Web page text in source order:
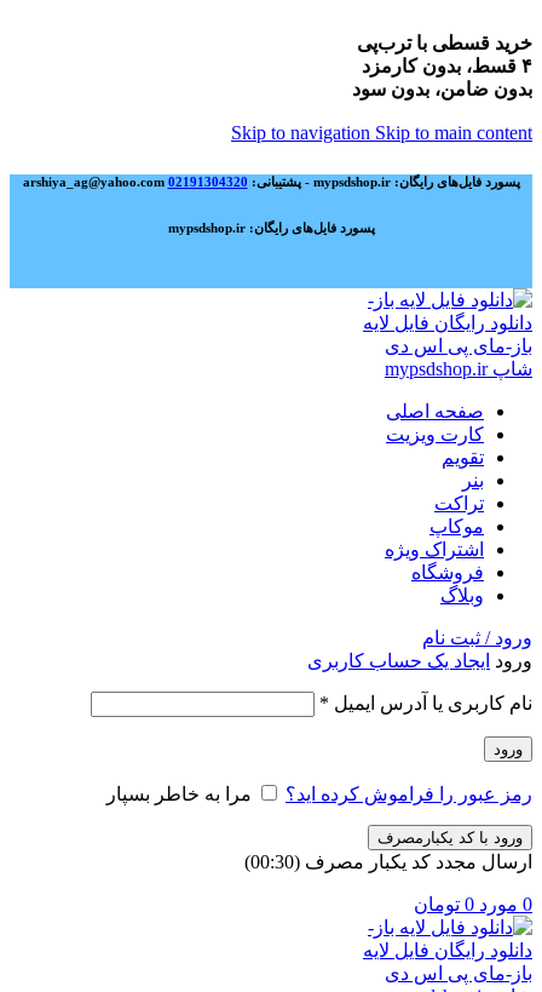
خرید قسطی با ترب‌پی
۴ قسط، بدون کارمزد
بدون ضامن، بدون سود
Skip to navigation Skip to main content
پسورد فایل‌های رایگان: mypsdshop.ir - پشتیبانی: arshiya_ag@yahoo.com 02191304320
پسورد فایل‌های رایگان: mypsdshop.ir
صفحه اصلی
کارت ویزیت
تقویم
بنر
تراکت
موکاپ
اشتراک ویژه
فروشگاه
وبلاگ
ورود / ثبت نام
ورود ایجاد یک حساب کاربری
نام کاربری یا آدرس ایمیل *
ورود
رمز عبور را فراموش کرده اید؟ مرا به خاطر بسپار
ورود با کد یکبارمصرف
ارسال مجدد کد یکبار مصرف (00:
30
)
0 مورد 0 تومان